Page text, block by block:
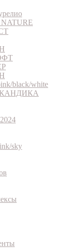
NATURE
black/white
sky